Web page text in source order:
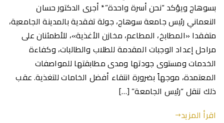
بسوهاج ويؤكد “نحن أسرة واحدة”* أجرى الدكتور حسان
النعماني رئيس جامعة سوهاج، جولة تفقدية بالمدينة الجامعية،
متفقدا «المطابخ، المطاعم، مخازن الأغذية»، للأطمئنان على
مراحل إعداد الوجبات المقدمة للطلاب والطالبات، وكفاءة
الخدمات ومستوى جودتها ومدى مطابقتها للمواصفات
المعتمدة، موجهاً بضرورة انتقاء أفضل الخامات للتغذية. عقب
ذلك تنقل “رئيس الجامعة” […]
اقرأ المزيد